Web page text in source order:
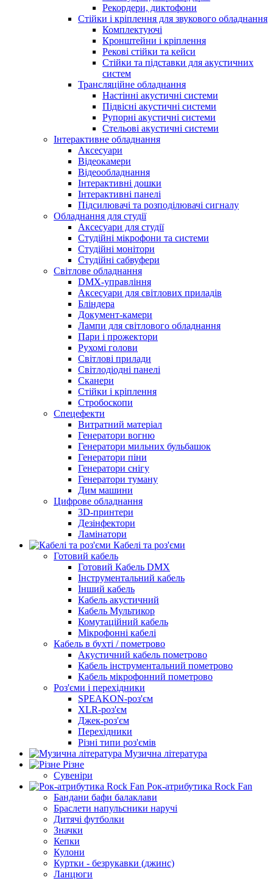
Рекордери, диктофони
Стійки і кріплення для звукового обладнання
Комплектуючі
Кронштейни і кріплення
Рекові стійки та кейси
Стійки та підставки для акустичних
систем
Трансляційне обладнання
Настінні акустичні системи
Підвісні акустичні системи
Рупорні акустичні системи
Стельові акустичні системи
Інтерактивне обладнання
Аксесуари
Відеокамери
Відеообладнання
Інтерактивні дошки
Інтерактивні панелі
Підсилювачі та розподілювачі сигналу
Обладнання для студії
Аксесуари для студії
Студійні мікрофони та системи
Студійні монітори
Студійні сабвуфери
Світлове обладнання
DMX-управління
Аксесуари для світлових приладів
Бліндера
Документ-камери
Лампи для світлового обладнання
Пари і прожектори
Рухомі голови
Світлові прилади
Світлодіодні панелі
Сканери
Стійки і кріплення
Стробоскопи
Спецефекти
Витратний матеріал
Генератори вогню
Генератори мильних бульбашок
Генератори піни
Генератори снігу
Генератори туману
Дим машини
Цифрове обладнання
3D-принтери
Дезінфектори
Ламінатори
Кабелі та роз'єми
Готовий кабель
Готовий Кабель DMX
Інструментальний кабель
Інший кабель
Кабель акустичний
Кабель Мультикор
Комутаційний кабель
Мікрофонні кабелі
Кабель в бухті / пометрово
Акустичний кабель пометрово
Кабель інструментальний пометрово
Кабель мікрофонний пометрово
Роз'єми і перехідники
SPEAKON-роз'єм
XLR-роз'єм
Джек-роз'єм
Перехідники
Різні типи роз'ємів
Музична література
Різне
Сувеніри
Рок-атрибутика Rock Fan
Бандани бафи балаклави
Браслети напульсники наручі
Дитячі футболки
Значки
Кепки
Кулони
Куртки - безрукавки (джинс)
Ланцюги